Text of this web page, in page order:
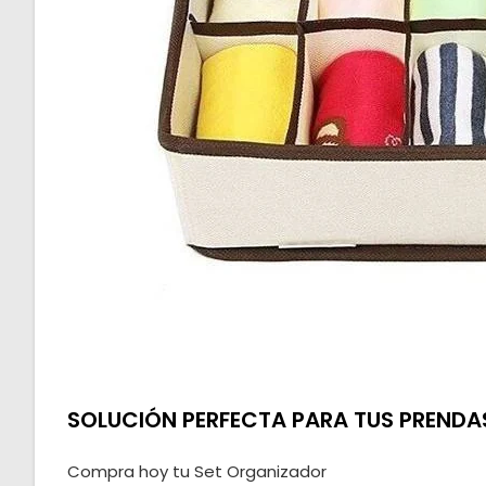
SOLUCIÓN PERFECTA PARA TUS
Compra hoy tu Set Organizador